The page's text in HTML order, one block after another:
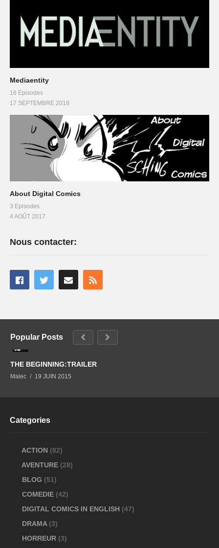
Mediaentity
16 Episodes
17 SEPTEMBRE 2018
About Digital Comics
3 Episodes
4 AOÛT 2017
Nous contacter:
Popular Posts
THE BEGINNING:TRAILER
Malec 19 JUIN 2015
Categories
ACTION (82)
AVENTURE (28)
BLOG (51)
COMEDIE (42)
DIGITAL COMICS IN ENGLISH (47)
DRAMA (3)
HORREUR (3)